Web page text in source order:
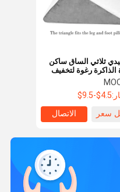
ثلاثي الساق ساكن
الذاكرة رغوة لتخفيف
الخلفية
4.5$-9.5$
سعر
الاتصال